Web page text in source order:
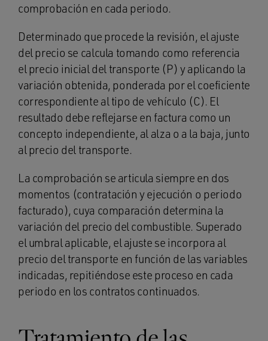
comprobación en cada periodo.
Determinado que procede la revisión, el ajuste
del precio se calcula tomando como referencia
el precio inicial del transporte (P) y aplicando la
variación obtenida, ponderada por el coeficiente
correspondiente al tipo de vehículo (C). El
resultado debe reflejarse en factura como un
concepto independiente, al alza o a la baja, junto
al precio del transporte.
La comprobación se articula siempre en dos
momentos (contratación y ejecución o periodo
facturado), cuya comparación determina la
variación del precio del combustible. Superado
el umbral aplicable, el ajuste se incorpora al
precio del transporte en función de las variables
indicadas, repitiéndose este proceso en cada
periodo en los contratos continuados.